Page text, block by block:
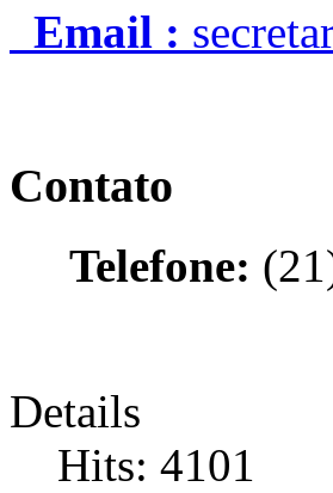
Email :
Contato
Telefone:
Details
Hits: 4101